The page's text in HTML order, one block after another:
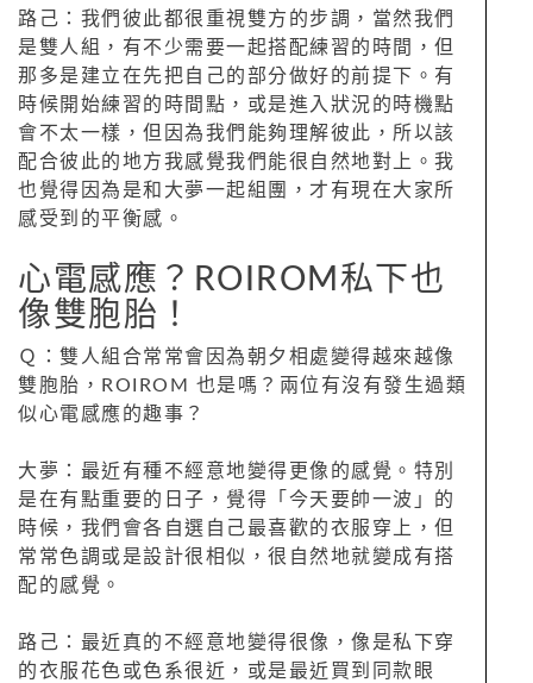
路己：我們彼此都很重視雙方的步調，當然我們
是雙人組，有不少需要一起搭配練習的時間，但
那多是建立在先把自己的部分做好的前提下。有
時候開始練習的時間點，或是進入狀況的時機點
會不太一樣，但因為我們能夠理解彼此，所以該
配合彼此的地方我感覺我們能很自然地對上。我
也覺得因為是和大夢一起組團，才有現在大家所
感受到的平衡感。
心電感應？ROIROM私下也
像雙胞胎！
Ｑ：雙人組合常常會因為朝夕相處變得越來越像
雙胞胎，ROIROM 也是嗎？兩位有沒有發生過類
似心電感應的趣事？
大夢：最近有種不經意地變得更像的感覺。特別
是在有點重要的日子，覺得「今天要帥一波」的
時候，我們會各自選自己最喜歡的衣服穿上，但
常常色調或是設計很相似，很自然地就變成有搭
配的感覺。
路己：最近真的不經意地變得很像，像是私下穿
的衣服花色或色系很近，或是最近買到同款眼